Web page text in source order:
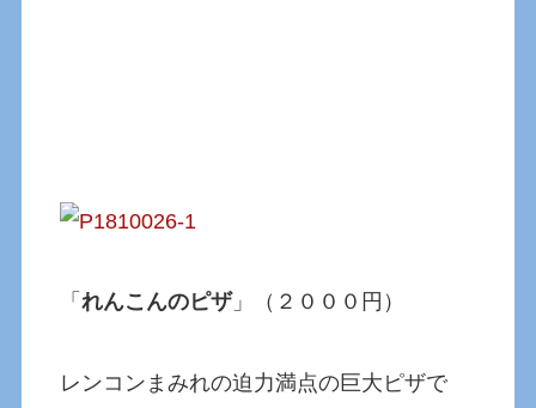
「れんこんのピザ」（２０００円）
レンコンまみれの迫力満点の巨大ピザで